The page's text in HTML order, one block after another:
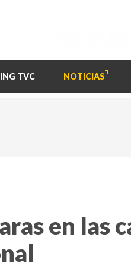
TVC NOTICIAS
en las